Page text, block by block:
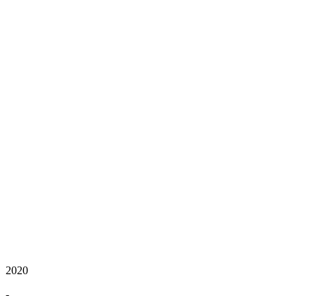
2020